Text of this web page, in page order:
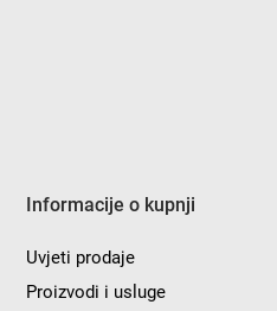
Informacije o kupnji
Uvjeti prodaje
Proizvodi i usluge